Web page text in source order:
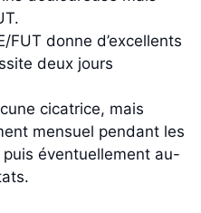
FUT donne d’excellents
deux jours
cicatrice, mais
mensuel pendant les
éventuellement au-